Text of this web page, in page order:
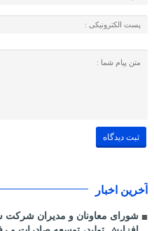
آخرین اخبار
شورای معاونان و مدیران شرکت